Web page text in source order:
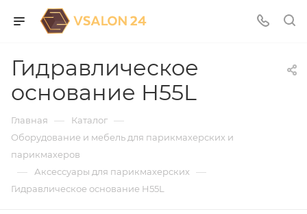
Гидравлическое
основание H55L
Главная — Каталог —
Оборудование и мебель для парикмахерских и
парикмахеров
— Аксессуары для парикмахерских —
Гидравлическое основание H55L